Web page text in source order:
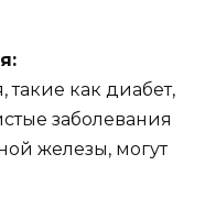
как диабет,
заболевания
железы, могут